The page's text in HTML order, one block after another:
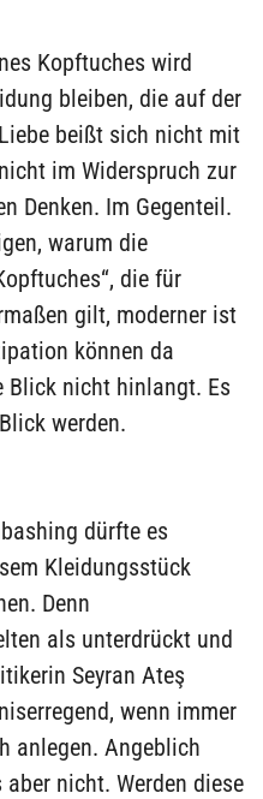
Kopftuches wird
bleiben, die auf der
beißt sich nicht mit
im Widerspruch zur
Denken. Im Gegenteil.
warum die
die für
gilt, moderner ist
können da
Blick nicht hinlangt. Es
werden.
dürfte es
Kleidungsstück
Denn
als unterdrückt und
Seyran Ateş
wenn immer
anlegen. Angeblich
nicht. Werden diese